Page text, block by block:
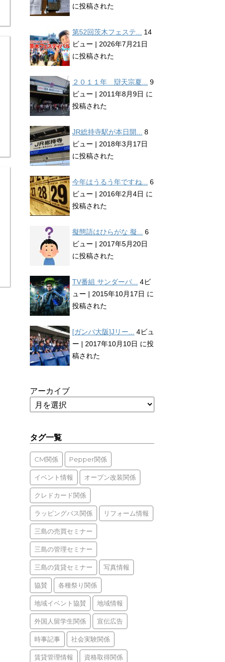
に投稿された
第52回茨木フェステ... 14
ビュー | 2026年7月21日
に投稿された
２０１１年 辯天宗夏... 9
ビュー | 2011年8月9日 に
投稿された
JR総持寺駅が本日開... 8
ビュー | 2018年3月17日
に投稿された
今年はうるう年ですね... 6
ビュー | 2016年2月4日 に
投稿された
擬態語はひらがな 擬... 6
ビュー | 2017年5月20日
に投稿された
TV番組 サンダーバ... 4ビ
ュー | 2015年10月17日 に
投稿された
[ガンバ大阪]Jリー... 4ビュ
ー | 2017年10月10日 に投
稿された
アーカイブ
タグ一覧
CM関係 Pepper関係
イベント情報 オープン改装関係
クレドカード関係
ラッピングバス関係 リフォーム情報
三島の売買セミナー
三島の管理セミナー
三島の賃貸セミナー 写真情報
協賛 各種祭り関係
地域イベント協賛 地域情報
外国人留学生関係 宣伝広告
時事記事 社会実験関係
賃貸管理情報 資格取得関係